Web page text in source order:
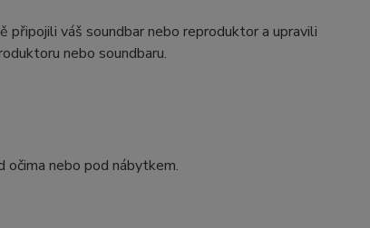
váš soundbar nebo reproduktor a upravili
nebo soundbaru.
nebo pod nábytkem.